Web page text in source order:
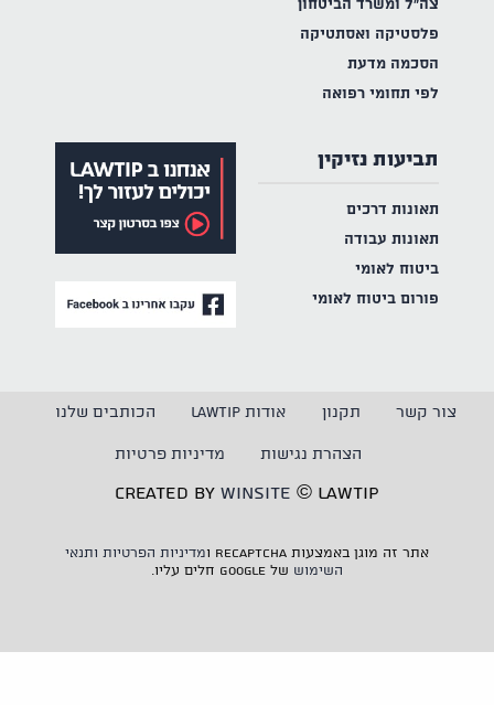
צה"ל ומשרד הביטחון
פלסטיקה ואסתטיקה
הסכמה מדעת
לפי תחומי רפואה
תביעות נזיקין
תאונות דרכים
תאונות עבודה
ביטוח לאומי
פורום ביטוח לאומי
צור קשר תקנון אודות LAWTIP הכותבים שלנו
הצהרת נגישות מדיניות פרטיות
CREATED BY WINSITE © LAWTIP
אתר זה מוגן באמצעות reCAPTCHA ו מדיניות הפרטיות ותנאי
השימוש של Google חלים עליו.